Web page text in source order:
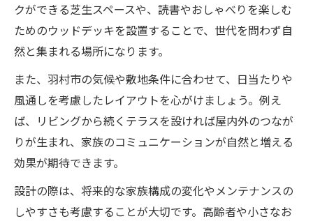
クができる芝生スペースや、読書やおしゃべりを楽しむ
ためのウッドデッキを設置することで、世代を問わず自
然と集まれる場所になります。
また、羽村市の気候や敷地条件に合わせて、日当たりや
風通しを考慮したレイアウトを心がけましょう。例え
ば、リビングから続くテラスを設ければ屋内外のつなが
りが生まれ、家族のコミュニケーションが自然と増える
効果が期待できます。
設計の際は、将来的な家族構成の変化やメンテナンスの
しやすさも考慮することが大切です。高齢者や小さなお